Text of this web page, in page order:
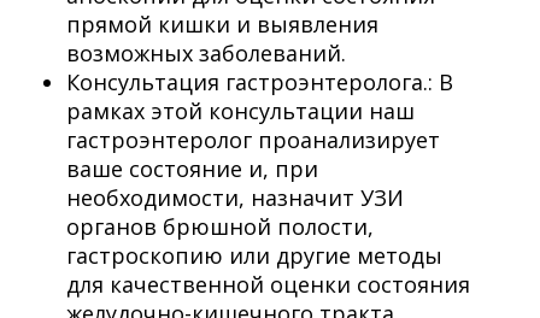
прямой кишки и выявления
возможных заболеваний.
Консультация гастроэнтеролога.: В
рамках этой консультации наш
гастроэнтеролог проанализирует
ваше состояние и, при
необходимости, назначит УЗИ
органов брюшной полости,
гастроскопию или другие методы
для качественной оценки состояния